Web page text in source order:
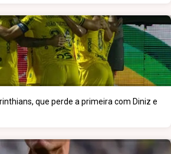
que perde a primeira com Diniz e